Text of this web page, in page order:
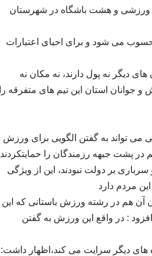
و هشت باشگاه در شهرستان
می شود و برای احیای اعتبارات
دیگر نه پول دارند، نه مکان نه
جوانان استان این تیم های متفرقه را
می تواند به گفتن الگویی برای ورزش
در پشت جبهه رزمندگان را حمایتکردند
بر دولت نبودند، این از ویژگی
مردم دارد
آن هم در رشته ورزش باستانی که این
: در واقع این ورزش به گفتن
های دیگر سرایت می کند،اظهار داشت: